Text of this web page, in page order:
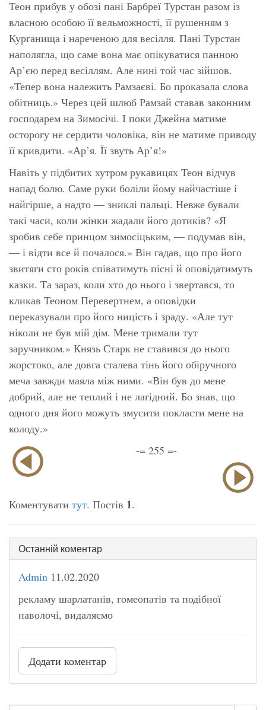
Теон прибув у обозі пані Барбреї Турстан разом із
власною особою її вельможності, її рушенням з
Курганища і нареченою для весілля. Пані Турстан
наполягла, що саме вона має опікуватися панною
Ар’єю перед весіллям. Але нині той час зійшов.
«Тепер вона належить Рамзаєві. Бо проказала слова
обітниць.» Через цей шлюб Рамзай ставав законним
господарем на Зимосічі. І поки Джейна матиме
осторогу не сердити чоловіка, він не матиме приводу
її кривдити. «Ар’я. Її звуть Ар’я!»
Навіть у підбитих хутром рукавицях Теон відчув
напад болю. Саме руки боліли йому найчастіше і
найгірше, а надто — зниклі пальці. Невже бували
такі часи, коли жінки жадали його дотиків? «Я
зробив себе принцом зимосіцьким, — подумав він,
— і відти все й почалося.» Він гадав, що про його
звитяги сто років співатимуть пісні й оповідатимуть
казки. Та зараз, коли хто до нього і звертався, то
кликав Теоном Перевертнем, а оповідки
переказували про його ницість і зраду. «Але тут
ніколи не був мій дім. Мене тримали тут
заручником.» Князь Старк не ставився до нього
жорстоко, але довга сталева тінь його обіручного
меча завжди маяла між ними. «Він був до мене
добрий, але не теплий і не лагідний. Бо знав, що
одного дня його можуть змусити покласти мене на
колоду.»
-= 255 =-
Коментувати тут. Постів 1.
Останній коментар
Admin 11.02.2020
рекламу шарлатанів, гомеопатів та подібної
наволочі, видаляємо
Додати коментар